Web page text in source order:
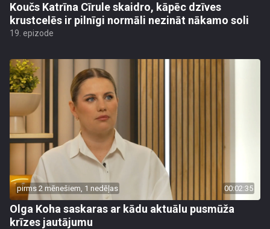
Koučs Katrīna Cīrule skaidro, kāpēc dzīves
krustcelēs ir pilnīgi normāli nezināt nākamo soli
19. epizode
pirms 2 mēnešiem, 1 nedēļas 00:02:35
Olga Koha saskaras ar kādu aktuālu pusmūža
krīzes jautājumu